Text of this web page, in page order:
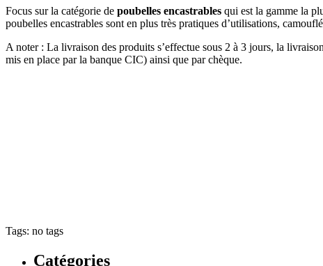
Focus sur la catégorie de poubelles encastrables qui est la gamme la
poubelles encastrables sont en plus très pratiques d’utilisations,
A noter : La livraison des produits s’effectue sous 2 à 3 jours, la
mis en place par la banque CIC) ainsi que par chèque.
Tags: no tags
Catégories